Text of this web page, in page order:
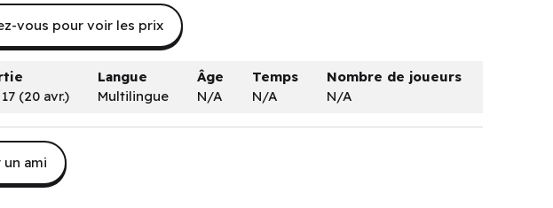
vous pour voir les prix
(20 avr.)
Langue
Multilingue
Âge
N/A
Temps
N/A
Nombre de joueurs
N/A
ami